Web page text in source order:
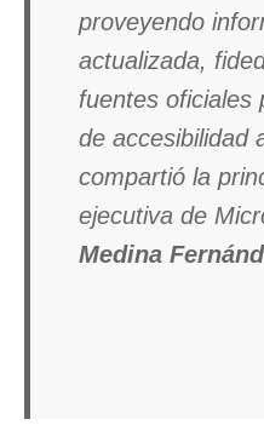
proveyendo
actualizada,
fuentes oficiales
de accesibilidad
compartió la
ejecutiva de
Medina